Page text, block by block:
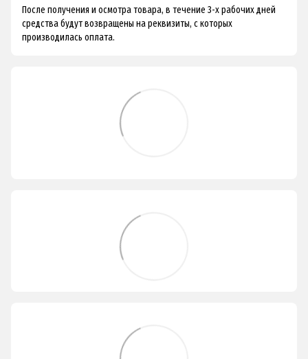
После получения и осмотра товара, в течение 3-х рабочих дней
средства будут возвращены на реквизиты, с которых
производилась оплата.